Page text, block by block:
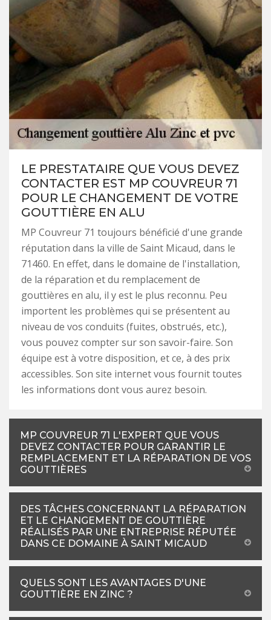
LE PRESTATAIRE QUE VOUS DEVEZ
CONTACTER EST MP COUVREUR 71
POUR LE CHANGEMENT DE VOTRE
GOUTTIÈRE EN ALU
MP Couvreur 71 toujours bénéficié d'une grande
réputation dans la ville de Saint Micaud, dans le
71460. En effet, dans le domaine de l'installation,
de la réparation et du remplacement de
gouttières en alu, il y est le plus reconnu. Peu
importent les problèmes qui se présentent au
niveau de vos conduits (fuites, obstrués, etc.),
vous pouvez compter sur son savoir-faire. Son
équipe est à votre disposition, et ce, à des prix
accessibles. Son site internet vous fournit toutes
les informations dont vous aurez besoin.
MP COUVREUR 71 L'EXPERT QUE VOUS
DEVEZ CONTACTER POUR GARANTIR LE
REMPLACEMENT ET LA RÉPARATION DE VOS
GOUTTIÈRES
DES TÂCHES CONCERNANT LA RÉPARATION
ET LE CHANGEMENT DE GOUTTIÈRE
RÉALISÉS PAR UNE ENTREPRISE RÉPUTÉE
DANS CE DOMAINE À SAINT MICAUD
QUELS SONT LES AVANTAGES D'UNE
GOUTTIÈRE EN ZINC ?